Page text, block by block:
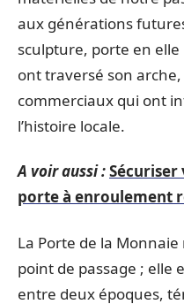
aux générations
sculpture, porte en elle
ont traversé son
commerciaux qui ont
l’histoire locale.
A voir aussi :Sécuriser
porte à enroulement
La Porte de la
point de passage ; elle
entre deux époques,